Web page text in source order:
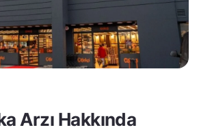
Arzı Hakkında